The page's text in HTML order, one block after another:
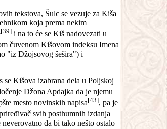
tekstova, Šulc se vezuje za Kiša
koja prema nekim
[39] i na to će se Kiš nadovezati u
čuvenom Kišovom indeksu Imena
"iz Džojsovog šešira") i
Kišova izabrana dela u Poljskoj
Džona Apdajka da je njemu
mesto novinskih napisa[43], pa je
svih posthumnih izdanja
da bi tako nešto ostalo